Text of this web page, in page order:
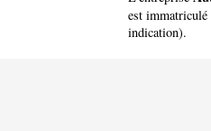
est immatriculé
indication).